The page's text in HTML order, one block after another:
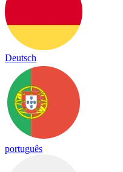
Deutsch
português